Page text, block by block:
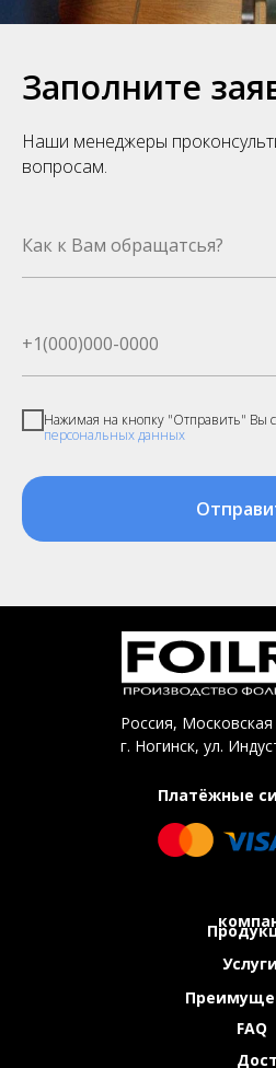
Заполните
Наши менеджеры
вопросам.
Нажимая на кнопку "Отправить" Вы
персональных данных
Услуги
FAQ
Россия,
г. Ногинск, ул.
Платёжные